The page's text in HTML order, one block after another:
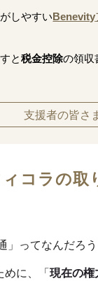
しやすい Benevity
と税金控除の領収
支援者の皆さ
ィコラの取
」ってなんだろう
めに、「現在の権